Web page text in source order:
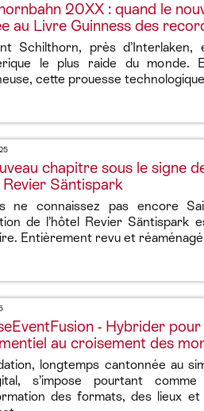
20XX : quand le
au Livre Guinness des
Schilthorn, près
le plus raide du monde.
cette prouesse
chapitre sous le signe
Revier Säntispark
ne connaissez pas encore
de l’hôtel Revier Säntispark
Entièrement revu et
- Hybrider pour
au croisement des
longtemps cantonnée au
s’impose pourtant
des formats, des lieux et